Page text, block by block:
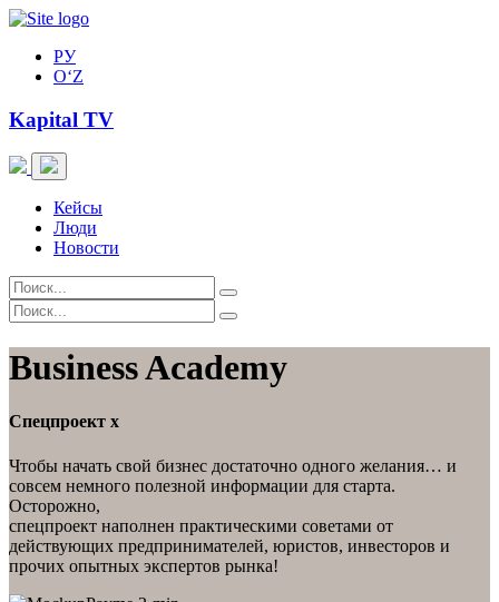
РУ
O‘Z
Kapital TV
Кейсы
Люди
Новости
Business Academy
Спецпроект x
Чтобы начать свой бизнес достаточно одного желания… и
совсем немного полезной информации для старта.
Осторожно,
спецпроект наполнен практическими советами от
действующих предпринимателей, юристов, инвесторов и
прочих опытных экспертов рынка!